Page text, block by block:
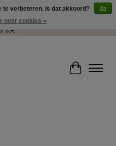
in! Duid dit zeker aan in je
65€.
te verbeteren. Is dat akkoord?
Ja
over cookies »